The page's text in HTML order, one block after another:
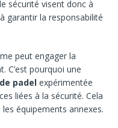
sécurité visent donc à
garantir la responsabilité
peut engager la
C’est pourquoi une
padel expérimentée
liées à la sécurité. Cela
équipements annexes.